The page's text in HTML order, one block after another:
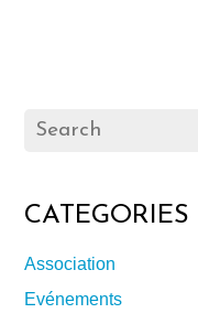
CATEGORIES
Association
Evénements